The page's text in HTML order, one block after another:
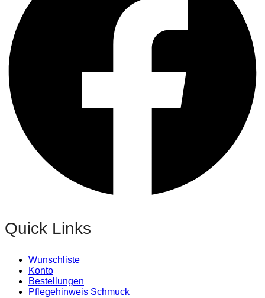
Quick Links
Wunschliste
Konto
Bestellungen
Pflegehinweis Schmuck